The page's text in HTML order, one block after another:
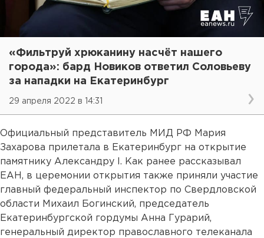
«Фильтруй хрюканину насчёт нашего
города»: бард Новиков ответил Соловьеву
за нападки на Екатеринбург
29 апреля 2022 в 14:31
Официальный представитель МИД РФ Мария
Захарова прилетала в Екатеринбург на открытие
памятнику Александру I. Как ранее рассказывал
ЕАН, в церемонии открытия также приняли участие
главный федеральный инспектор по Свердловской
области Михаил Богинский, председатель
Екатеринбургской гордумы Анна Гурарий,
генеральный директор православного телеканала